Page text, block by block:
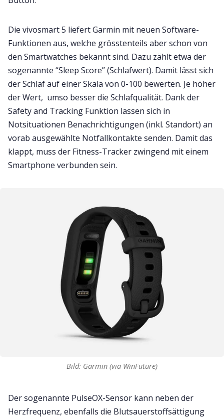
Die vivosmart 5 liefert Garmin mit neuen Software-
Funktionen aus, welche grösstenteils aber schon von
den Smartwatches bekannt sind. Dazu zählt etwa der
sogenannte “Sleep Score” (Schlafwert). Damit lässt sich
der Schlaf auf einer Skala von 0-100 bewerten. Je höher
der Wert, umso besser die Schlafqualität. Dank der
Safety and Tracking Funktion lassen sich in
Notsituationen Benachrichtigungen (inkl. Standort) an
vorab ausgewählte Notfallkontakte senden. Damit das
klappt, muss der Fitness-Tracker zwingend mit einem
Smartphone verbunden sein.
Bild: Garmin (via WinFuture)
Der sogenannte PulseOX-Sensor kann neben der
Herzfrequenz, ebenfalls die Blutsauerstoffsättigung